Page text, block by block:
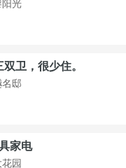
光
卫，很少住。
邸
家电
园